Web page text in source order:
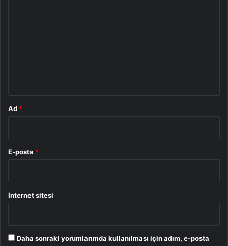
Ad *
E-posta *
İnternet sitesi
Daha sonraki yorumlarımda kullanılması için adım, e-posta